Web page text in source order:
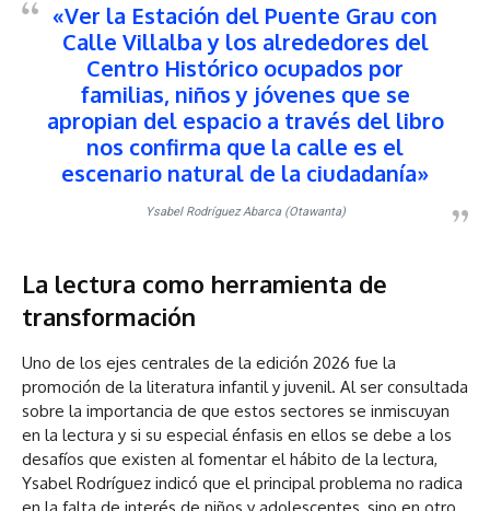
«Ver la Estación del Puente Grau con
Calle Villalba y los alrededores del
Centro Histórico ocupados por
familias, niños y jóvenes que se
apropian del espacio a través del libro
nos confirma que la calle es el
escenario natural de la ciudadanía»
Ysabel Rodríguez Abarca (Otawanta)
La lectura como herramienta de
transformación
Uno de los ejes centrales de la edición 2026 fue la
promoción de la literatura infantil y juvenil. Al ser consultada
sobre la importancia de que estos sectores se inmiscuyan
en la lectura y si su especial énfasis en ellos se debe a los
desafíos que existen al fomentar el hábito de la lectura,
Ysabel Rodríguez indicó que el principal problema no radica